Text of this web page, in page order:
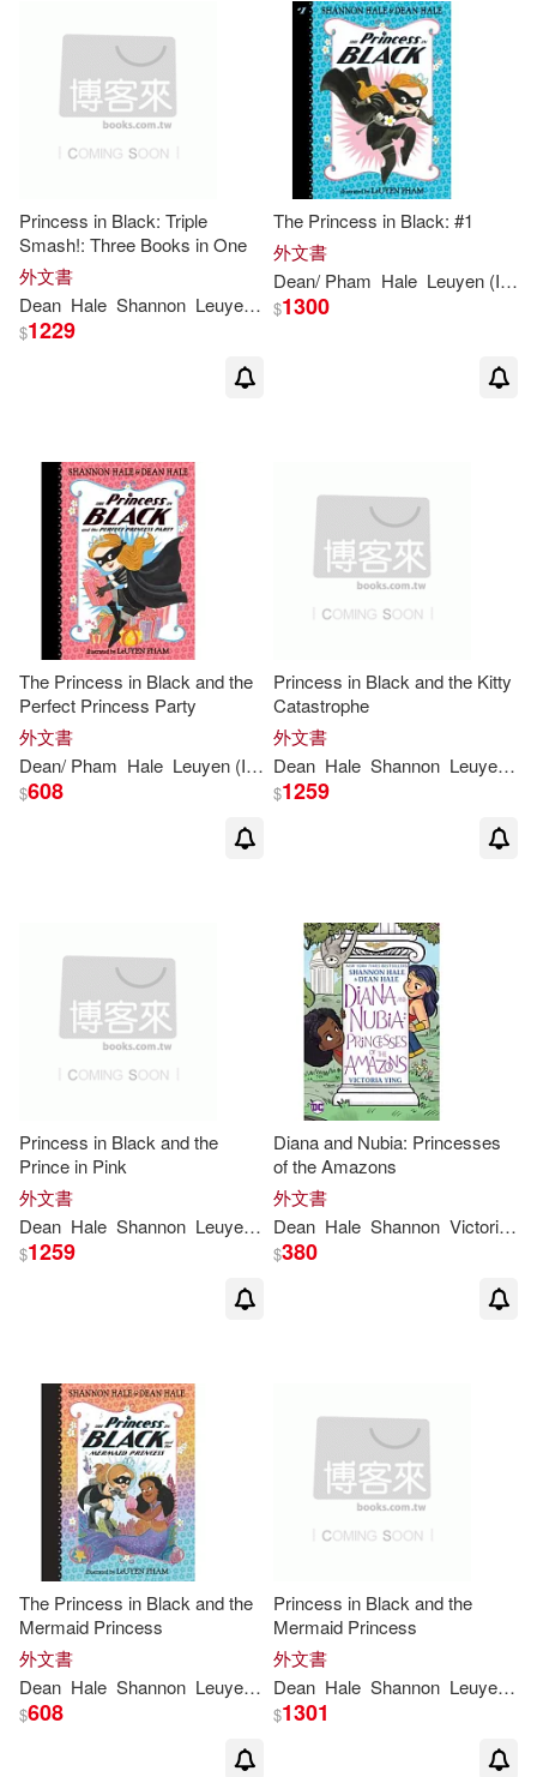
Princess in Black: Triple
Smash!: Three Books in One
外文書
Dean Hale Shannon Leuyen Pham
$1229
The Princess in Black: #1
外文書
Dean/ Pham Hale Leuyen (ILT)
$1300
The Princess in Black and the
Perfect Princess Party
外文書
Dean/ Pham Hale Leuyen (ILT) Shannon/Hale
$608
Princess in Black and the Kitty
Catastrophe
外文書
Dean Hale Shannon Leuyen
$1259
Princess in Black and the
Prince in Pink
外文書
Dean Hale Shannon Leuyen Pham
$1259
Diana and Nubia: Princesses
of the Amazons
外文書
Dean Hale Shannon Victoria
$380
The Princess in Black and the
Mermaid Princess
外文書
Dean Hale Shannon Leuyen Pham
$608
Princess in Black and the
Mermaid Princess
外文書
Dean Hale Shannon Leuyen
$1301